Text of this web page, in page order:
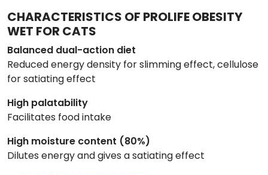
CHARACTERISTICS OF PROLIFE OBESITY
WET FOR CATS
Balanced dual-action diet
Reduced energy density for slimming effect, cellulose
for satiating effect
High palatability
Facilitates food intake
High moisture content (80%)
Dilutes energy and gives a satiating effect